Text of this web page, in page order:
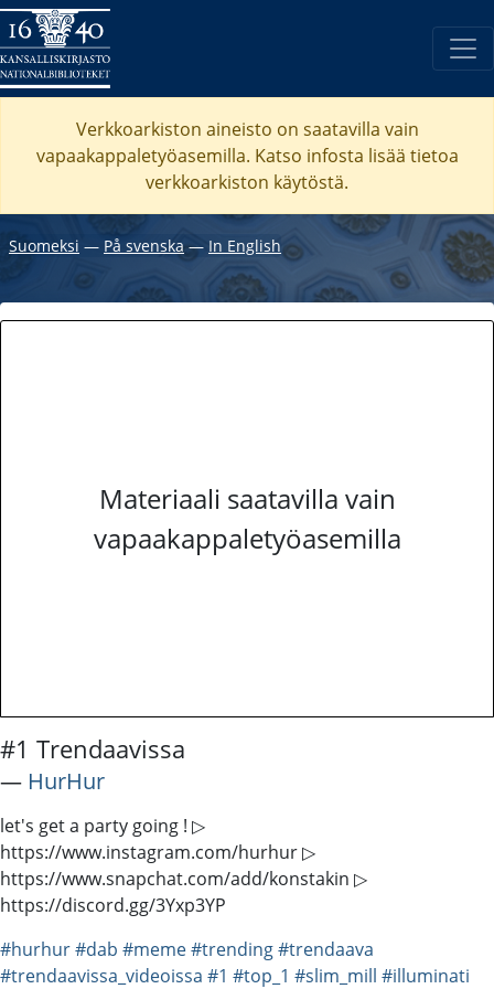
Verkkoarkiston aineisto on saatavilla vain
vapaakappaletyöasemilla. Katso infosta lisää tietoa
verkkoarkiston käytöstä.
Suomeksi ― På svenska― In English
Materiaali saatavilla vain
vapaakappaletyöasemilla
#1 Trendaavissa
― HurHur
let's get a party going ! ▷
https://www.instagram.com/hurhur ▷
https://www.snapchat.com/add/konstakin ▷
https://discord.gg/3Yxp3YP
#hurhur#dab #meme#trending#trendaava
#trendaavissa_videoissa #1 #top_1 #slim_mill #illuminati